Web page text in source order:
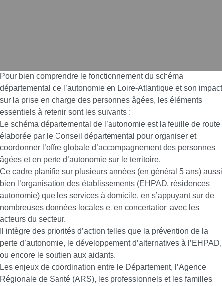
Pour bien comprendre le fonctionnement du schéma
départemental de l’autonomie en Loire-Atlantique et son impact
sur la prise en charge des personnes âgées, les éléments
essentiels à retenir sont les suivants :
Le schéma départemental de l’autonomie est la feuille de route
élaborée par le Conseil départemental pour organiser et
coordonner l’offre globale d’accompagnement des personnes
âgées et en perte d’autonomie sur le territoire.
Ce cadre planifie sur plusieurs années (en général 5 ans) aussi
bien l’organisation des établissements (EHPAD, résidences
autonomie) que les services à domicile, en s’appuyant sur de
nombreuses données locales et en concertation avec les
acteurs du secteur.
Il intègre des priorités d’action telles que la prévention de la
perte d’autonomie, le développement d’alternatives à l’EHPAD,
ou encore le soutien aux aidants.
Les enjeux de coordination entre le Département, l’Agence
Régionale de Santé (ARS), les professionnels et les familles